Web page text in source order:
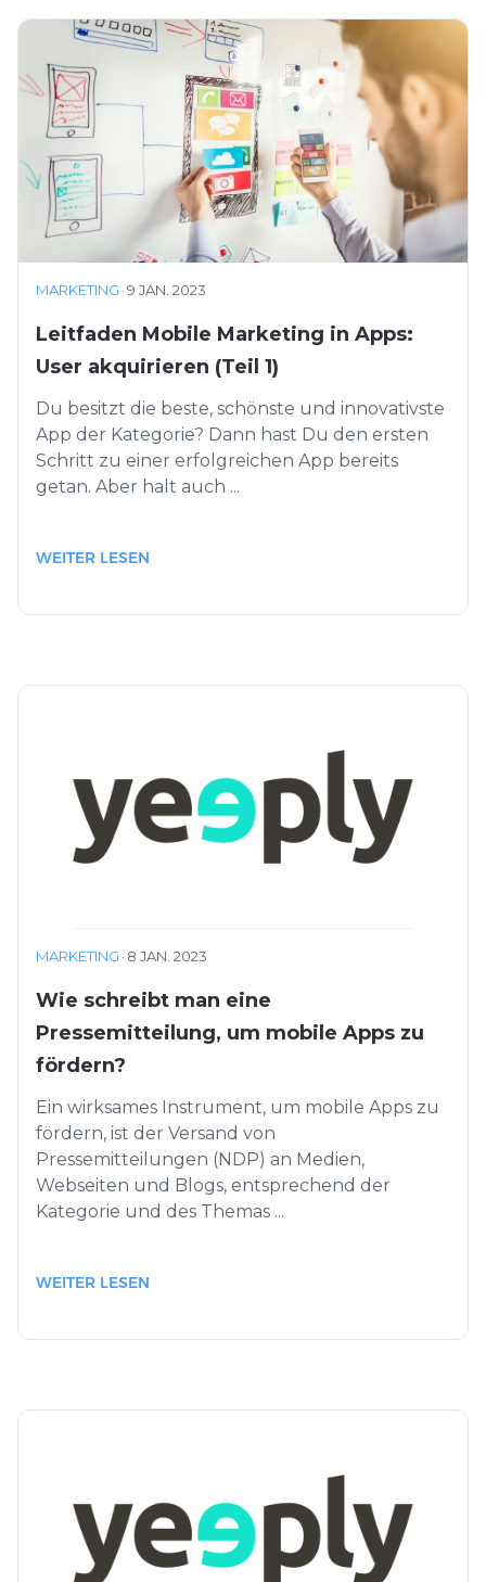
MARKETING ·9 JAN. 2023
Leitfaden Mobile Marketing in Apps:
User akquirieren (Teil 1)
Du besitzt die beste, schönste und innovativste
App der Kategorie? Dann hast Du den ersten
Schritt zu einer erfolgreichen App bereits
getan. Aber halt auch ...
WEITER LESEN
MARKETING · 8 JAN. 2023
Wie schreibt man eine
Pressemitteilung, um mobile Apps zu
fördern?
Ein wirksames Instrument, um mobile Apps zu
fördern, ist der Versand von
Pressemitteilungen (NDP) an Medien,
Webseiten und Blogs, entsprechend der
Kategorie und des Themas ...
WEITER LESEN